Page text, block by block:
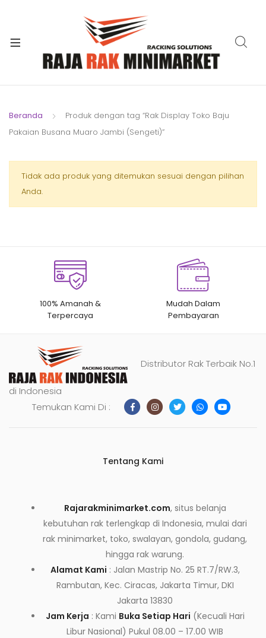
Beranda
Produk dengan tag “Rak Display Toko Baju
Pakaian Busana Muaro Jambi (Sengeti)”
Tidak ada produk yang ditemukan sesuai dengan pilihan
Anda.
100% Amanah &
Terpercaya
Mudah Dalam
Pembayaran
Distributor Rak Terbaik No.1
di Indonesia
Temukan Kami Di :
Tentang Kami
Rajarakminimarket.com, situs belanja
kebutuhan rak terlengkap di Indonesia, mulai dari
rak minimarket, toko, swalayan, gondola, gudang,
hingga rak warung.
Alamat Kami : Jalan Mastrip No. 25 RT.7/RW.3,
Rambutan, Kec. Ciracas, Jakarta Timur, DKI
Jakarta 13830
Jam Kerja : Kami Buka Setiap Hari (Kecuali Hari
Libur Nasional) Pukul 08.00 – 17.00 WIB